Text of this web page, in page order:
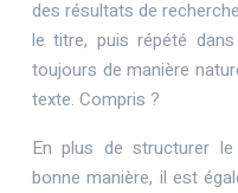
des résultats de
le titre, puis répété
toujours de manière
texte. Compris ?
En plus de structurer
bonne manière, il est